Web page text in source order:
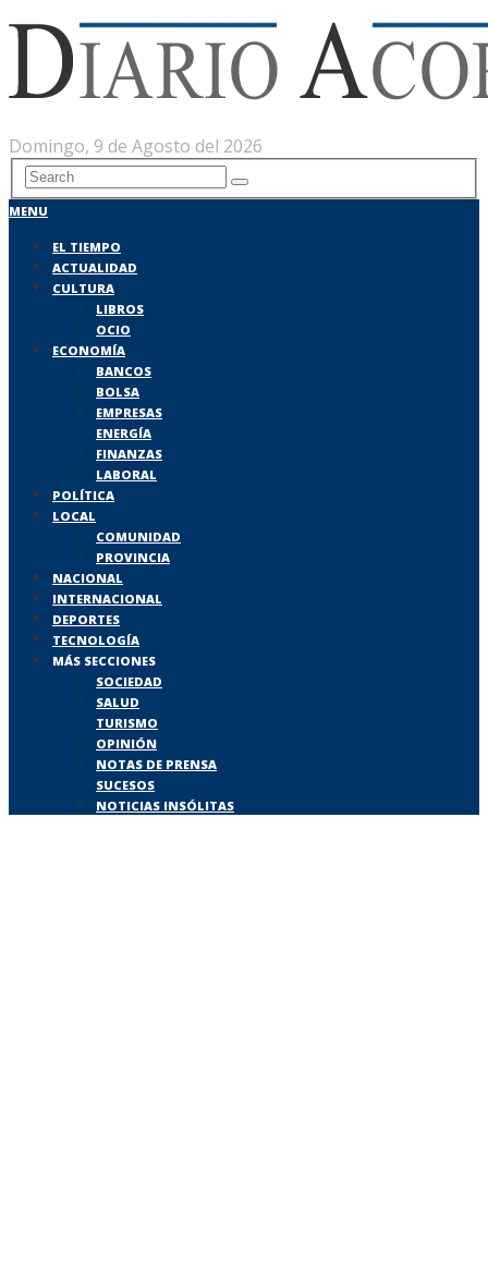
Domingo, 9 de Agosto del 2026
MENU
EL TIEMPO
ACTUALIDAD
CULTURA
LIBROS
OCIO
ECONOMÍA
BANCOS
BOLSA
EMPRESAS
ENERGÍA
FINANZAS
LABORAL
POLÍTICA
LOCAL
COMUNIDAD
PROVINCIA
NACIONAL
INTERNACIONAL
DEPORTES
TECNOLOGÍA
MÁS SECCIONES
SOCIEDAD
SALUD
TURISMO
OPINIÓN
NOTAS DE PRENSA
SUCESOS
NOTICIAS INSÓLITAS